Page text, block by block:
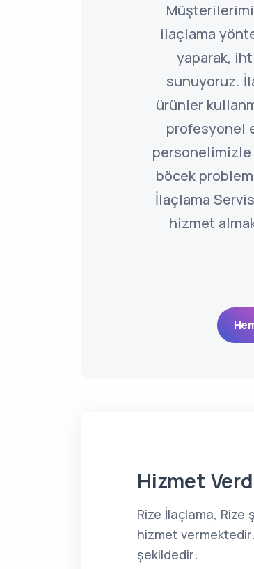
ilaçlama
yaparak,
sunuyoruz.
ürünler
profesyonel
böcek
İlaçlama
hizmet
Hizmet
Rize İlaçlama,
hizmet
şekildedir: